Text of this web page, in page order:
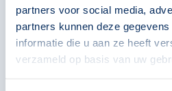
partners voor social media,
partners kunnen deze
informatie die u aan ze heeft
verzameld op basis van uw